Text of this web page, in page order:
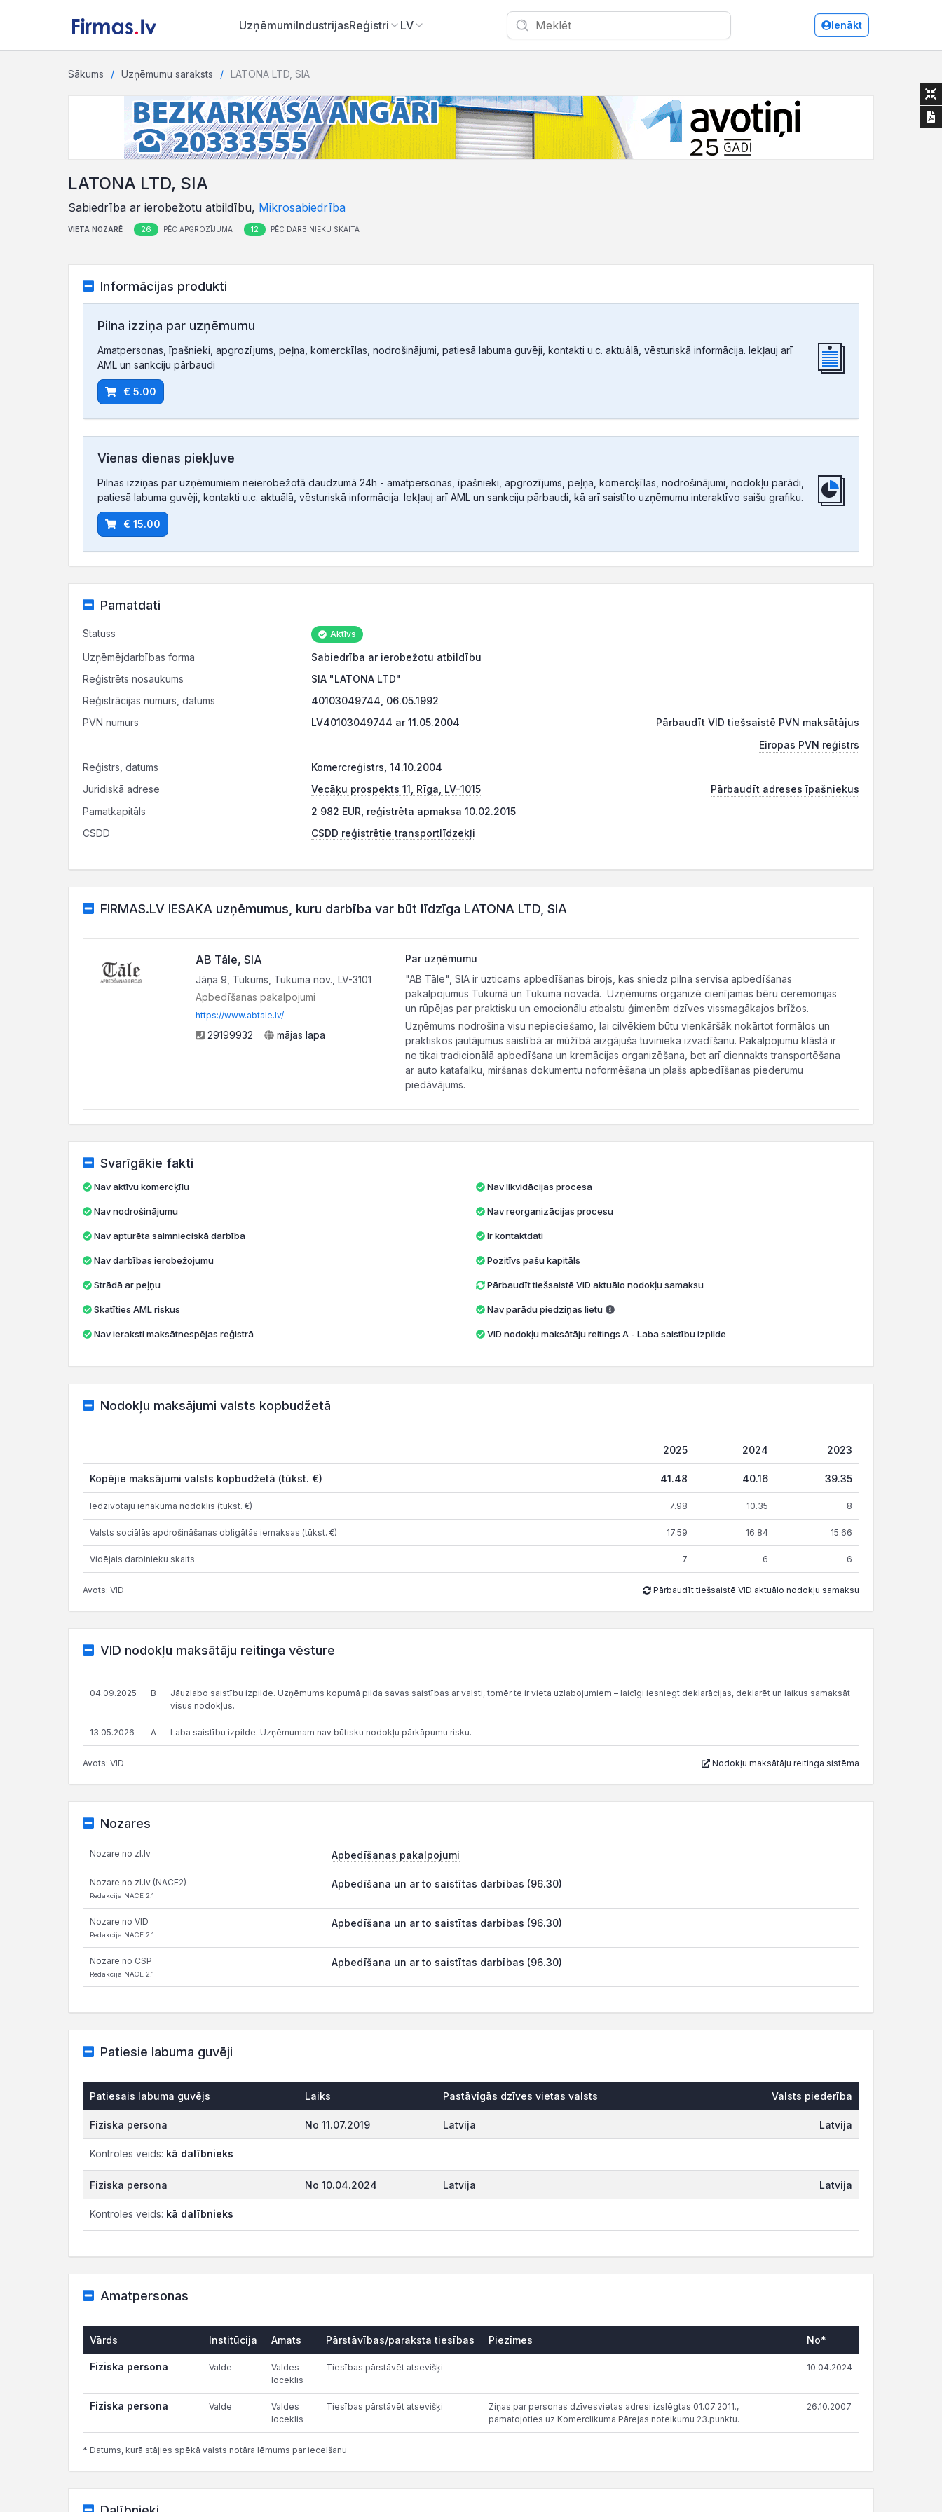
UzņēmumiIndustrijasReģistri LV Ienākt
Sākums Uzņēmumu saraksts LATONA LTD, SIA
LATONA LTD, SIA
Sabiedrība ar ierobežotu atbildību, Mikrosabiedrība
VIETA NOZARĒ 26 PĒC APGROZĪJUMA 12 PĒC DARBINIEKU SKAITA
Informācijas produkti
Pilna izziņa par uzņēmumu
Amatpersonas, īpašnieki, apgrozījums, peļņa, komercķīlas, nodrošinājumi, patiesā labuma guvēji, kontakti u.c. aktuālā, vēsturiskā informācija. Iekļauj arī
AML un sankciju pārbaudi
€ 5.00
Vienas dienas piekļuve
Pilnas izziņas par uzņēmumiem neierobežotā daudzumā 24h - amatpersonas, īpašnieki, apgrozījums, peļņa, komercķīlas, nodrošinājumi, nodokļu parādi,
patiesā labuma guvēji, kontakti u.c. aktuālā, vēsturiskā informācija. Iekļauj arī AML un sankciju pārbaudi, kā arī saistīto uzņēmumu interaktīvo saišu grafiku.
€ 15.00
Pamatdati
Statuss Aktīvs
Uzņēmējdarbības forma
Sabiedrība ar ierobežotu atbildību
Reģistrēts nosaukums
SIA "LATONA LTD"
Reģistrācijas numurs, datums
40103049744, 06.05.1992
PVN numurs
LV40103049744 ar 11.05.2004
Pārbaudīt VID tiešsaistē PVN maksātājus
Eiropas PVN reģistrs
Reģistrs, datums
Komercreģistrs, 14.10.2004
Juridiskā adrese
Vecāķu prospekts 11, Rīga, LV-1015
Pārbaudīt adreses īpašniekus
Pamatkapitāls
2 982 EUR, reģistrēta apmaksa 10.02.2015
CSDD
CSDD reģistrētie transportlīdzekļi
FIRMAS.LV IESAKA uzņēmumus, kuru darbība var būt līdzīga LATONA LTD, SIA
AB Tāle, SIA
Jāņa 9, Tukums, Tukuma nov., LV-3101
Apbedīšanas pakalpojumi
https://www.abtale.lv/
29199932 mājas lapa
Par uzņēmumu
"AB Tāle", SIA ir uzticams apbedīšanas birojs, kas sniedz pilna servisa apbedīšanas
pakalpojumus Tukumā un Tukuma novadā. Uzņēmums organizē cienījamas bēru ceremonijas
un rūpējas par praktisku un emocionālu atbalstu ģimenēm dzīves vissmagākajos brīžos.
Uzņēmums nodrošina visu nepieciešamo, lai cilvēkiem būtu vienkāršāk nokārtot formālos un
praktiskos jautājumus saistībā ar mūžībā aizgājuša tuvinieka izvadīšanu. Pakalpojumu klāstā ir
ne tikai tradicionālā apbedīšana un kremācijas organizēšana, bet arī diennakts transportēšana
ar auto katafalku, miršanas dokumentu noformēšana un plašs apbedīšanas piederumu
piedāvājums.
Svarīgākie fakti
Nav aktīvu komercķīlu
Nav nodrošinājumu
Nav apturēta saimnieciskā darbība
Nav darbības ierobežojumu
Strādā ar peļņu
Skatīties AML riskus
Nav ieraksti maksātnespējas reģistrā
Nav likvidācijas procesa
Nav reorganizācijas procesu
Ir kontaktdati
Pozitīvs pašu kapitāls
Pārbaudīt tiešsaistē VID aktuālo nodokļu samaksu
Nav parādu piedziņas lietu
VID nodokļu maksātāju reitings A - Laba saistību izpilde
Nodokļu maksājumi valsts kopbudžetā
2025 2024 2023
Kopējie maksājumi valsts kopbudžetā (tūkst. €) 41.48 40.16 39.35
Iedzīvotāju ienākuma nodoklis (tūkst. €) 7.98 10.35 8
Valsts sociālās apdrošināšanas obligātās iemaksas (tūkst. €) 17.59 16.84 15.66
Vidējais darbinieku skaits 7 6 6
Avots: VID Pārbaudīt tiešsaistē VID aktuālo nodokļu samaksu
VID nodokļu maksātāju reitinga vēsture
04.09.2025 B
Jāuzlabo saistību izpilde. Uzņēmums kopumā pilda savas saistības ar valsti, tomēr te ir vieta uzlabojumiem – laicīgi iesniegt deklarācijas, deklarēt un laikus samaksāt
visus nodokļus.
13.05.2026 A Laba saistību izpilde. Uzņēmumam nav būtisku nodokļu pārkāpumu risku.
Avots: VID Nodokļu maksātāju reitinga sistēma
Nozares
Nozare no zl.lv Apbedīšanas pakalpojumi
Nozare no zl.lv (NACE2)
Redakcija NACE 2.1
Apbedīšana un ar to saistītas darbības (96.30)
Nozare no VID
Redakcija NACE 2.1
Apbedīšana un ar to saistītas darbības (96.30)
Nozare no CSP
Redakcija NACE 2.1
Apbedīšana un ar to saistītas darbības (96.30)
Patiesie labuma guvēji
Patiesais labuma guvējs Laiks Pastāvīgās dzīves vietas valsts Valsts piederība
Fiziska persona No 11.07.2019 Latvija Latvija
Kontroles veids: kā dalībnieks
Fiziska persona No 10.04.2024 Latvija Latvija
Kontroles veids: kā dalībnieks
Amatpersonas
Vārds Institūcija Amats Pārstāvības/paraksta tiesības Piezīmes No*
Fiziska persona Valde
Valdes
loceklis
Tiesības pārstāvēt atsevišķi 10.04.2024
Fiziska persona Valde
Valdes
loceklis
Tiesības pārstāvēt atsevišķi
Ziņas par personas dzīvesvietas adresi izslēgtas 01.07.2011.,
pamatojoties uz Komerclikuma Pārejas noteikumu 23.punktu.
26.10.2007
* Datums, kurā stājies spēkā valsts notāra lēmums par iecelšanu